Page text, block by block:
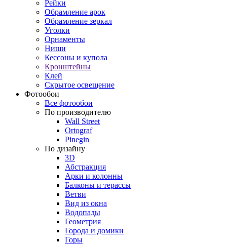
Рейки
Обрамление арок
Обрамление зеркал
Уголки
Орнаменты
Ниши
Кессоны и купола
Кронштейны
Клей
Скрытое освещение
Фотообои
Все фотообои
По производителю
Wall Street
Ortograf
Pinegin
По дизайну
3D
Абстракция
Арки и колонны
Балконы и терассы
Ветви
Вид из окна
Водопады
Геометрия
Города и домики
Горы